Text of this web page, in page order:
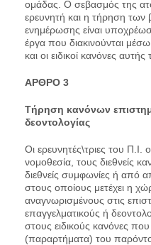
ομάδας. Ο σεβασμός της
ερευνητή και η τήρηση των
ενημέρωσης είναι
έργα που διακινούνται
και οι ειδικοί κανόνες
AΡΘΡΟ 3
Τήρηση κανόνων
δεοντολογίας
Οι ερευνητές\τριες του
νομοθεσία, τους διεθνείς
διεθνείς συμφωνίες ή από
στους οποίους μετέχει η
αναγνωρισμένους στις
επαγγελματικούς ή
στους ειδικούς κανόνες που
(παραρτήματα) του